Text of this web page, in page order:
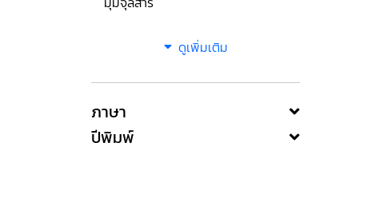
ดูเพิ่มเติม
ภาษา
ปีพิมพ์